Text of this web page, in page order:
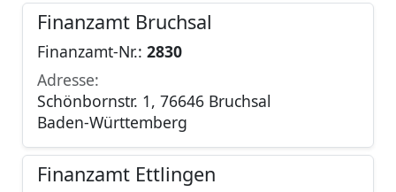
Finanzamt Bruchsal
Finanzamt-Nr.: 2830
Adresse:
Schönbornstr. 1, 76646 Bruchsal
Baden-Württemberg
Finanzamt Ettlingen